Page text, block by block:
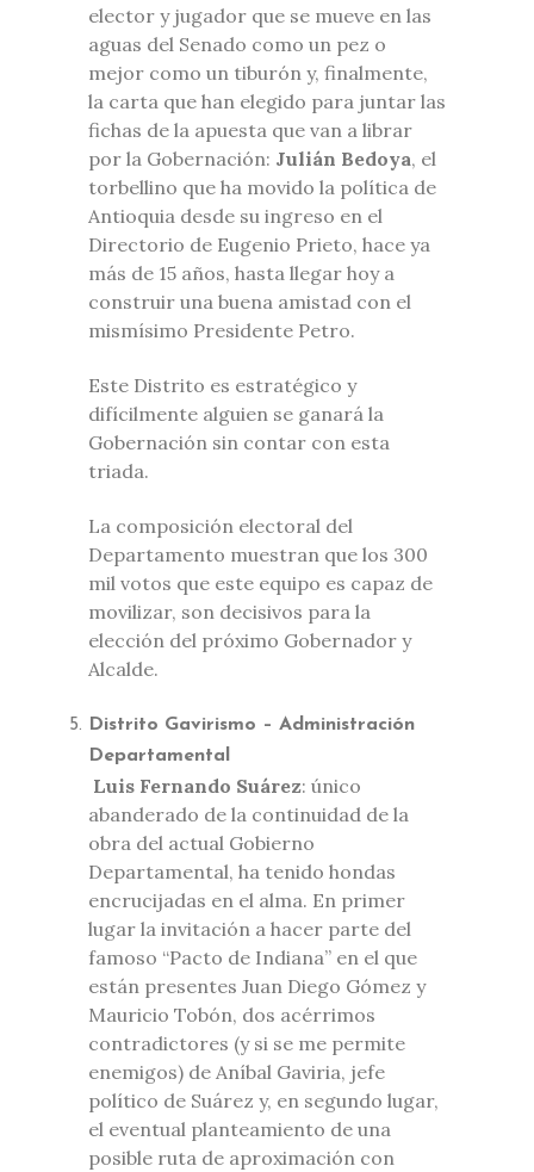
elector y jugador que se mueve en las
aguas del Senado como un pez o
mejor como un tiburón y, finalmente,
la carta que han elegido para juntar las
fichas de la apuesta que van a librar
por la Gobernación: Julián Bedoya, el
torbellino que ha movido la política de
Antioquia desde su ingreso en el
Directorio de Eugenio Prieto, hace ya
más de 15 años, hasta llegar hoy a
construir una buena amistad con el
mismísimo Presidente Petro.
Este Distrito es estratégico y
difícilmente alguien se ganará la
Gobernación sin contar con esta
triada.
La composición electoral del
Departamento muestran que los 300
mil votos que este equipo es capaz de
movilizar, son decisivos para la
elección del próximo Gobernador y
Alcalde.
Distrito Gavirismo – Administración
Departamental
Luis Fernando Suárez: único
abanderado de la continuidad de la
obra del actual Gobierno
Departamental, ha tenido hondas
encrucijadas en el alma. En primer
lugar la invitación a hacer parte del
famoso “Pacto de Indiana” en el que
están presentes Juan Diego Gómez y
Mauricio Tobón, dos acérrimos
contradictores (y si se me permite
enemigos) de Aníbal Gaviria, jefe
político de Suárez y, en segundo lugar,
el eventual planteamiento de una
posible ruta de aproximación con